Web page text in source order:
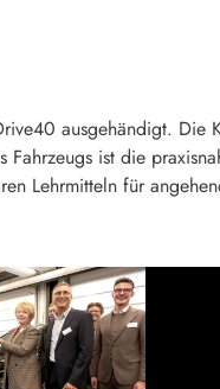
ausgehändigt. Die
ist die
Lehrmitteln für